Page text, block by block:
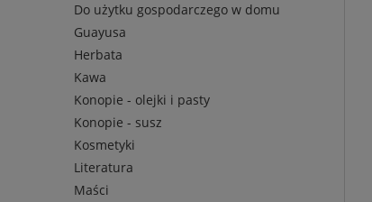
Do użytku gospodarczego w domu
Guayusa
Herbata
Kawa
Konopie - olejki i pasty
Konopie - susz
Kosmetyki
Literatura
Maści